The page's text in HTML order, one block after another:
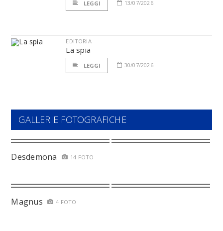
LEGGI 13/07/2026
EDITORIA
La spia
LEGGI 30/07/2026
GALLERIE FOTOGRAFICHE
Desdemona 14 FOTO
Magnus 4 FOTO